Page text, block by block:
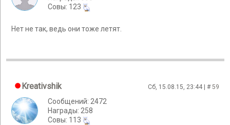
Cовы: 123
Нет не так, ведь они тоже летят.
Kreativshik Сб, 15.08.15, 23:44 | #59
Сообщений: 2472
Награды: 258
Cовы: 113